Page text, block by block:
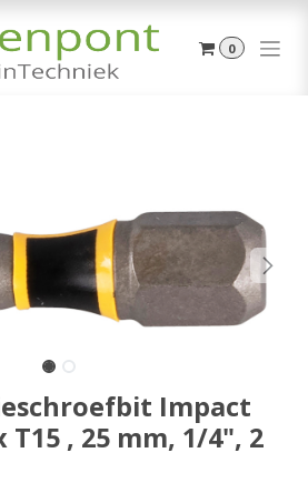
0
Impact
, 25 mm, 1/4", 2